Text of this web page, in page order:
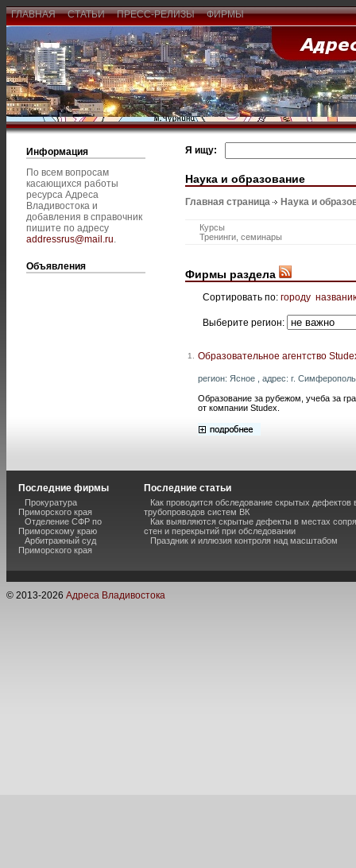
ГЛАВНАЯ СТАТЬИ ПРЕСС-РЕЛИЗЫ ФИРМЫ
Информация
По всем вопросам
касающихся работы
ресурса Адреса
Владивостока и
добавления в справочник
пишите по адресу
addressrus@mail.ru.
Объявления
Я ищу:
Наука и образование
Главная страница Наука и
Курсы
Тренинги, семинары
Фирмы раздела
Сортировать по: городу
Выберите регион:
1. Образовательное агентство
регион: Ясное , адрес: г.
Образование за рубежом, учеба за
от компании Studex.
Последние фирмы
Прокуратура
Приморского края
Отделение СФР по
Приморскому краю
Арбитражный суд
Приморского края
Последние статьи
Как проводится обследование скрытых дефектов
трубопроводов систем ВК
Как выявляются скрытые дефекты в местах
стен и перекрытий при обследовании
Праздник и иллюзия контроля над масштабом
© 2013-2026 Адреса Владивостока